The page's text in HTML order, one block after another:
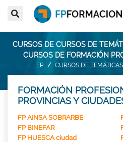
CURSOS DE CURSOS DE
CURSOS DE FORMACIÓN
FP CURSOS DE
FORMACIÓN
PROVINCIAS Y
FP AINSA SOBRARBE
FP BINEFAR
FP HUESCA ciudad